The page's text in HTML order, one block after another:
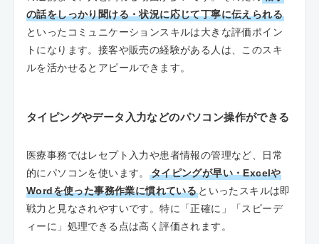
の話をしっかり聞ける・状況に応じて丁寧に伝えられる
といったコミュニケーションスキルは大きな評価ポイン
トになります。接客や販売の経験がある人は、このスキ
ルを活かせるとアピールできます。
タイピングやデータ入力などのパソコン操作ができる
医療事務ではレセプト入力や患者情報の管理など、日常
的にパソコンを使います。
タイピングが早い・Excelや
Wordを使った事務作業に慣れている といったスキルは即
戦力と見なされやすいです。特に「正確に」「スピーデ
ィーに」処理できる点は高く評価されます。